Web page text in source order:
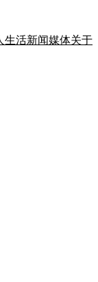
生活新闻媒体关于